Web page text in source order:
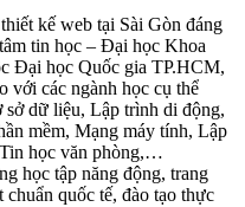
kế web tại Sài Gòn đáng
tin học – Đại học Khoa
Đại học Quốc gia TP.HCM,
với các ngành học cụ thể
dữ liệu, Lập trình di động,
mềm, Mạng máy tính, Lập
học văn phòng,…
học tập năng động, trang
quốc tế, đào tạo thực